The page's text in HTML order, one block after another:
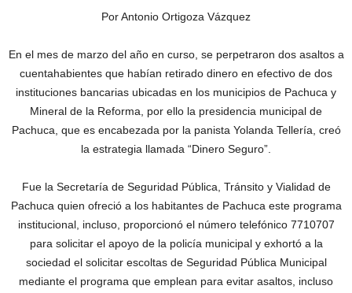
Por Antonio Ortigoza Vázquez
En el mes de marzo del año en curso, se perpetraron dos asaltos a
cuentahabientes que habían retirado dinero en efectivo de dos
instituciones bancarias ubicadas en los municipios de Pachuca y
Mineral de la Reforma, por ello la presidencia municipal de
Pachuca, que es encabezada por la panista Yolanda Tellería, creó
la estrategia llamada “Dinero Seguro”.
Fue la Secretaría de Seguridad Pública, Tránsito y Vialidad de
Pachuca quien ofreció a los habitantes de Pachuca este programa
institucional, incluso, proporcionó el número telefónico 7710707
para solicitar el apoyo de la policía municipal y exhortó a la
sociedad el solicitar escoltas de Seguridad Pública Municipal
mediante el programa que emplean para evitar asaltos, incluso